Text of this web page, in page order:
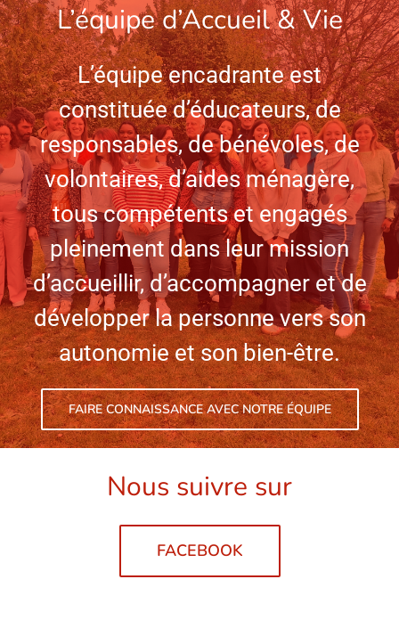
L’équipe d’Accueil & Vie
L’équipe encadrante est
constituée d’éducateurs, de
responsables, de bénévoles, de
volontaires, d’aides ménagère,
tous compétents et engagés
pleinement dans leur mission
d’accueillir, d’accompagner et de
développer la personne vers son
autonomie et son bien-être.
FAIRE CONNAISSANCE AVEC NOTRE ÉQUIPE
Nous suivre sur
FACEBOOK